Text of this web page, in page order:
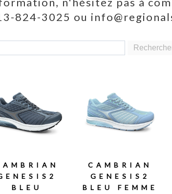
824-3025 ou
BLEU
CAMBRIAN
GENESIS2
BLEU FEMME